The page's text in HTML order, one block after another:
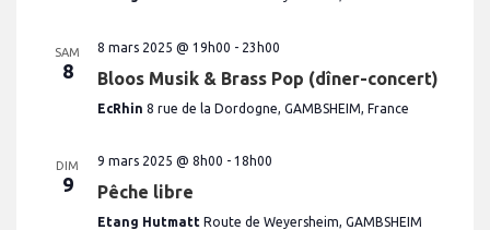
SAM
8
8 mars 2025 @ 19h00 - 23h00
Bloos Musik & Brass Pop (dîner-concert)
EcRhin 8 rue de la Dordogne, GAMBSHEIM, France
DIM
9
9 mars 2025 @ 8h00 - 18h00
Pêche libre
Etang Hutmatt Route de Weyersheim, GAMBSHEIM